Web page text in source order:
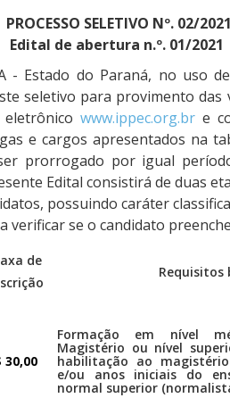
PROCESSO SELETIVO Nº. 02/2021
Edital de abertura n.º. 01/2021
- Estado do Paraná, no uso
seletivo para provimento
eletrônico www.ippec.org.br e
e cargos apresentados na
prorrogado por igual
Edital consistirá de duas
possuindo caráter
verificar se o candidato
de
Requisitos
30,00
Formação em nível
Magistério ou nível
habilitação ao
e/ou anos iniciais do
normal superior